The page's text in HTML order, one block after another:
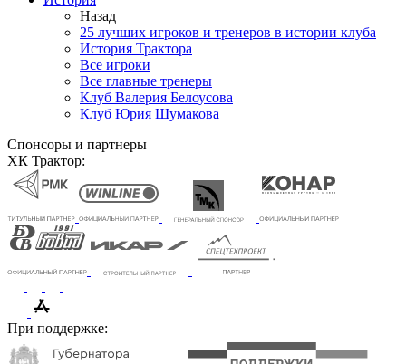
Назад
25 лучших игроков и тренеров в истории клуба
История Трактора
Все игроки
Все главные тренеры
Клуб Валерия Белоусова
Клуб Юрия Шумакова
Спонсоры и партнеры
ХК Трактор:
При поддержке: